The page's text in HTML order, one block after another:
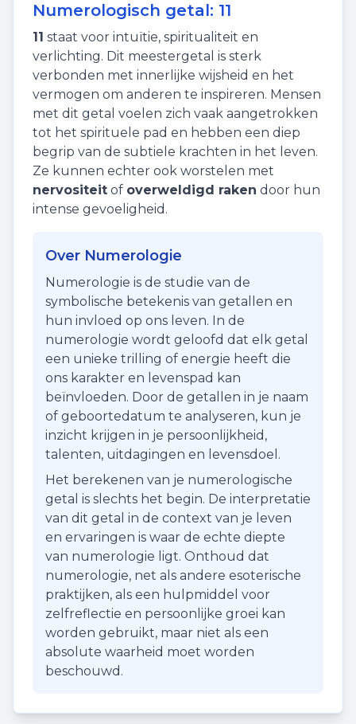
Numerologisch getal: 11
11 staat voor intuïtie, spiritualiteit en
verlichting. Dit meestergetal is sterk
verbonden met innerlijke wijsheid en het
vermogen om anderen te inspireren. Mensen
met dit getal voelen zich vaak aangetrokken
tot het spirituele pad en hebben een diep
begrip van de subtiele krachten in het leven.
Ze kunnen echter ook worstelen met
nervositeit of overweldigd raken door hun
intense gevoeligheid.
Over Numerologie
Numerologie is de studie van de
symbolische betekenis van getallen en
hun invloed op ons leven. In de
numerologie wordt geloofd dat elk getal
een unieke trilling of energie heeft die
ons karakter en levenspad kan
beïnvloeden. Door de getallen in je naam
of geboortedatum te analyseren, kun je
inzicht krijgen in je persoonlijkheid,
talenten, uitdagingen en levensdoel.
Het berekenen van je numerologische
getal is slechts het begin. De interpretatie
van dit getal in de context van je leven
en ervaringen is waar de echte diepte
van numerologie ligt. Onthoud dat
numerologie, net als andere esoterische
praktijken, als een hulpmiddel voor
zelfreflectie en persoonlijke groei kan
worden gebruikt, maar niet als een
absolute waarheid moet worden
beschouwd.